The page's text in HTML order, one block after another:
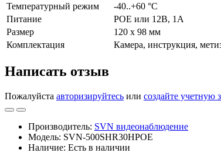
Температурный режим
-40..+60 °С
Питание
POE или 12В, 1А
Размер
120 x 98 мм
Комплектация
Камера, инструкция,
Написать отзыв
Пожалуйста авторизируйтесь или создайте учетную
Производитель: SVN видеонаблюдение
Модель: SVN-500SHR30HPOE
Наличие: Есть в наличии